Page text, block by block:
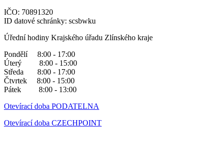
IČO: 70891320
ID datové schránky: scsbwku
Úřední hodiny Krajského úřadu Zlínského kraje
Pondělí 8:00 - 17:00
Úterý 8:00 - 15:00
Středa 8:00 - 17:00
Čtvrtek 8:00 - 15:00
Pátek 8:00 - 13:00
Otevírací doba PODATELNA
Otevírací doba CZECHPOINT